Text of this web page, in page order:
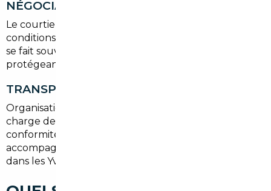
NÉGOCIATION ET ACHAT
Le courtier négocie le meilleur prix, gère les
conditions de vente et sécurise les paiements. L'achat
se fait souvent via un mandat ou un contrat clair,
protégeant l'acheteur local.
TRANSPORT ET IMMATRICULATION
Organisation du transport jusqu'à Villepreux, prise en
charge des démarches d'import (certificat de
conformité, quitus fiscal si applicable) et
accompagnement pour l'obtention de la carte grise
dans les Yvelines.